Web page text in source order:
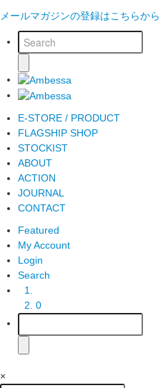
メールマガジンの登録はこちらから
E-STORE / PRODUCT
FLAGSHIP SHOP
STOCKIST
ABOUT
ACTION
JOURNAL
CONTACT
Featured
My Account
Login
Search
0
×